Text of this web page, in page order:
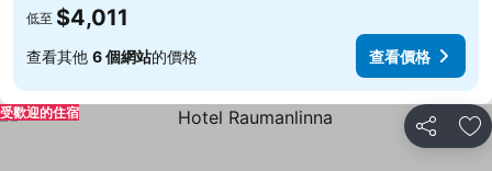
低至 $4,011
查看其他 6 個網站的價格 查看價格
分享 加
受歡迎的住宿